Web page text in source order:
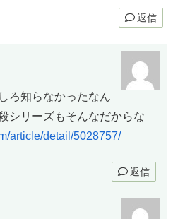
返信
ろ知らなかったなん
シリーズもそんなだからな
article/detail/5028757/
返信